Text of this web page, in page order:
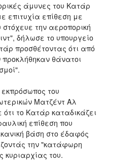
άμυνες του Κατάρ
επιτυχία επίθεση με
την αεροπορική
δήλωσε το υπουργείο
προσθέτοντας ότι από
θάνατοι
του
Ματζέντ Αλ
το Κατάρ καταδικάζει
επίθεση που
βάση στο έδαφός
την "κατάφωρη
κυριαρχίας του.